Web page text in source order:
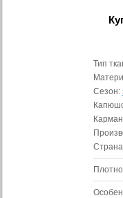
Тип
Сезон: